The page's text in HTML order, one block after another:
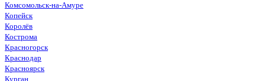
Комсомольск-на-Амуре
Копейск
Королёв
Кострома
Красногорск
Краснодар
Красноярск
Курган